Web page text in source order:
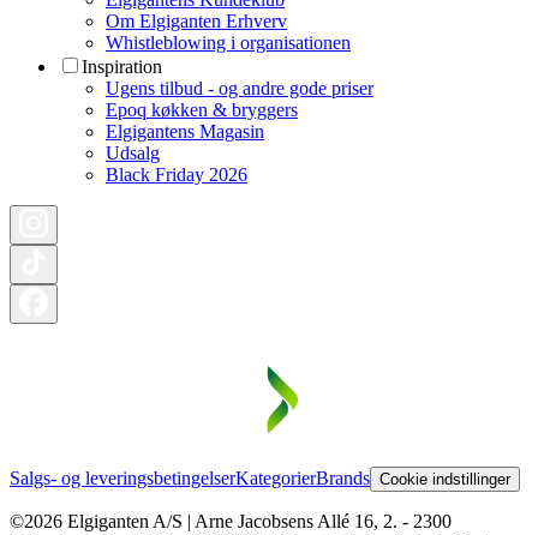
Om Elgiganten Erhverv
Whistleblowing i organisationen
Inspiration
Ugens tilbud - og andre gode priser
Epoq køkken & bryggers
Elgigantens Magasin
Udsalg
Black Friday 2026
Salgs- og leveringsbetingelserKategorierBrands Cookie indstillinger
©2026 Elgiganten A/S | Arne Jacobsens Allé 16, 2. - 2300